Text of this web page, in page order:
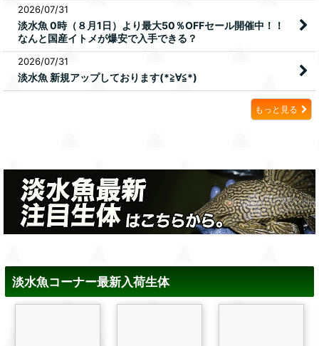
2026/07/31
淡水魚 0時（８月1日）より最大50％OFFセール開催中！！
なんと国産イトメが爆安で入手できる？
2026/07/31
淡水魚 新規アップしております(*≧∀≦*)
もっと見る
淡水魚コーナー最新入荷生体